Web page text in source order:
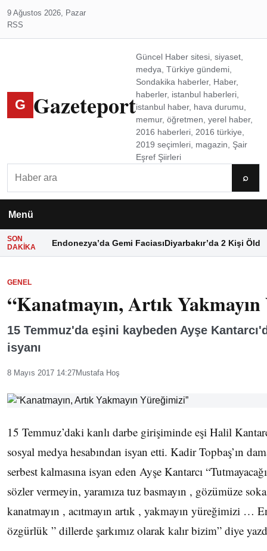
9 Ağustos 2026, Pazar
RSS
G Gazeteport
Güncel Haber sitesi, siyaset,
medya, Türkiye gündemi,
Sondakika haberler, Haber,
haberler, istanbul haberleri,
istanbul haber, hava durumu,
memur, öğretmen, yerel haber,
2016 haberleri, 2016 türkiye,
2019 seçimleri, magazin, Şair
Eşref Şiirleri
⌕
Menü
SON
DAKIKA
Endonezya’da Gemi FaciasıDiyarbakır’da 2 Kişi Öldü
GENEL
“Kanatmayın, Artık
15 Temmuz'da eşini kaybeden Ayşe
isyanı
8 Mayıs 2017 14:27Mustafa Hoş
15 Temmuz’daki kanlı darbe girişiminde eşi Halil
sosyal medya hesabından isyan etti. Kadir Topbaş’ın
serbest kalmasına isyan eden Ayşe Kantarcı
sözler vermeyin, yaramıza tuz basmayın , gözümüze
kanatmayın , acıtmayın artık , yakmayın yüreğimizi …
özgürlük ” dillerde şarkımız olarak kalır bizim” diye